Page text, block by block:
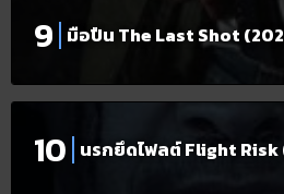
มือปืน The Last Shot
นรกยึดไฟลต์ Flight Risk